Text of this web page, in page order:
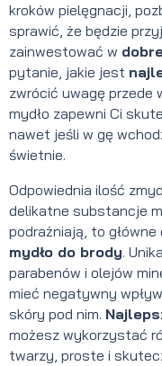
kroków pielęgnacji,
sprawić, że będzie
zainwestować w
pytanie, jakie jest
zwrócić uwagę przede
mydło zapewni Ci
nawet jeśli w gę
świetnie.
Odpowiednia ilość
delikatne substancje
podrażniają, to
mydło do brody.
parabenów i olejów
mieć negatywny
skóry pod nim.
możesz wykorzystać
twarzy, proste i